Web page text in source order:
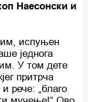
Наесонски и
испуњен
једнога
У том дете
притрча
рече: „благо